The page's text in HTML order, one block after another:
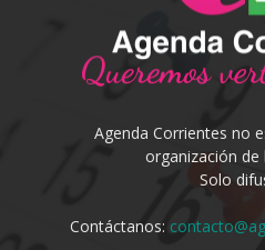
Agenda Corrientes no
organización de
Solo
Contáctanos: